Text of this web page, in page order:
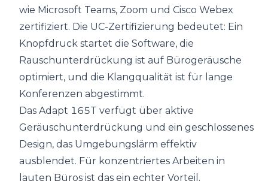
wie Microsoft Teams, Zoom und Cisco Webex
zertifiziert. Die UC-Zertifizierung bedeutet: Ein
Knopfdruck startet die Software, die
Rauschunterdrückung ist auf Bürogeräusche
optimiert, und die Klangqualität ist für lange
Konferenzen abgestimmt.
Das Adapt 165T verfügt über aktive
Geräuschunterdrückung und ein geschlossenes
Design, das Umgebungslärm effektiv
ausblendet. Für konzentriertes Arbeiten in
lauten Büros ist das ein echter Vorteil.